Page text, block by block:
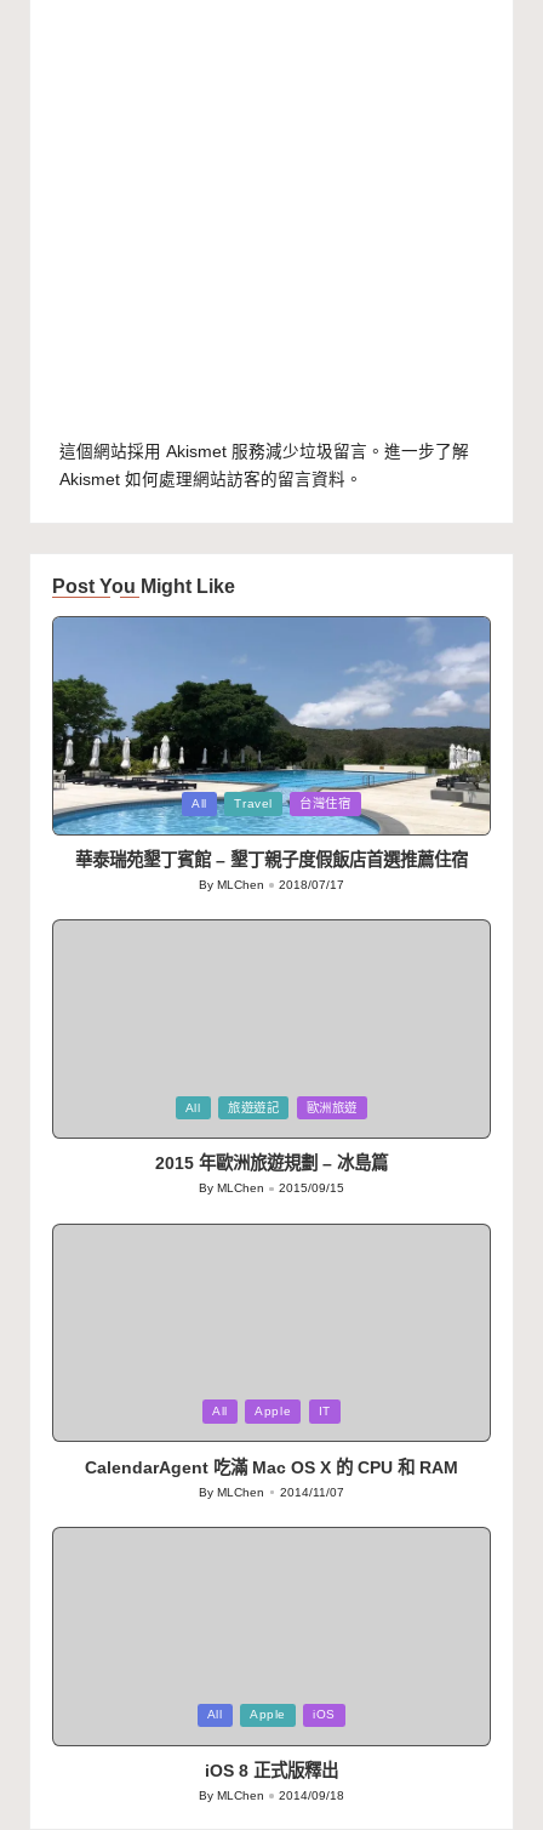
這個網站採用 Akismet 服務減少垃圾留言。 進一步了解
Akismet 如何處理網站訪客的留言資料 。
Post You Might Like
Posted
in
All Travel 台灣住宿
華泰瑞苑墾丁賓館 – 墾丁親子度假飯店首選推薦住宿
Posted
By MLChen 2018/07/17
All 旅遊遊記 歐洲旅遊
2015 年歐洲旅遊規劃 – 冰島篇
Posted
By MLChen 2015/09/15
All Apple IT
CalendarAgent 吃滿 Mac OS X 的 CPU 和 RAM
Posted
ByMLChen 2014/11/07
All Apple iOS
iOS 8 正式版釋出
Posted
By MLChen 2014/09/18